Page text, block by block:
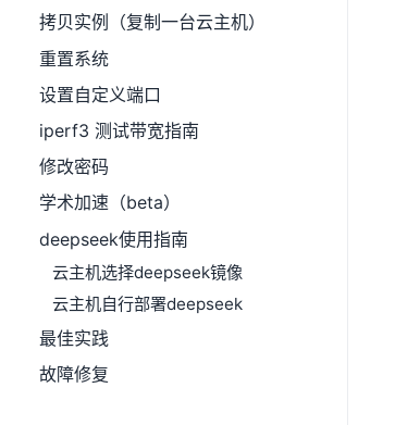
拷贝实例（复制一台云主机）
重置系统
设置自定义端口
iperf3 测试带宽指南
修改密码
学术加速（beta）
deepseek使用指南
云主机选择deepseek镜像
云主机自行部署deepseek
最佳实践
故障修复